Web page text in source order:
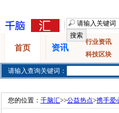
首页 资讯
行业资讯
科技区块
请输入查询关键词：
您的位置： 千脑汇>>公益热点>携手爱